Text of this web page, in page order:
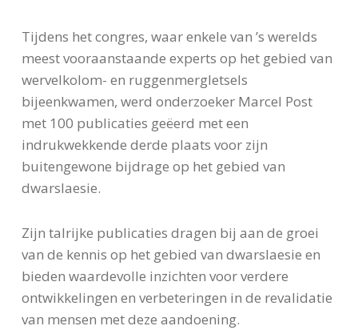
Tijdens het congres, waar enkele van ’s werelds
meest vooraanstaande experts op het gebied van
wervelkolom- en ruggenmergletsels
bijeenkwamen, werd onderzoeker Marcel Post
met 100 publicaties geëerd met een
indrukwekkende derde plaats voor zijn
buitengewone bijdrage op het gebied van
dwarslaesie.
Zijn talrijke publicaties dragen bij aan de groei
van de kennis op het gebied van dwarslaesie en
bieden waardevolle inzichten voor verdere
ontwikkelingen en verbeteringen in de revalidatie
van mensen met deze aandoening.